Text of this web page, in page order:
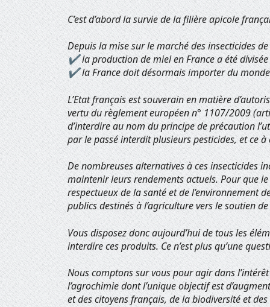
C’est d’abord la survie de la filière apicole
Depuis la mise sur le marché des insecticides
✔ la production de miel en France a été
✔ la France doit désormais importer du
L’Etat français est souverain en matière
vertu du règlement européen n° 1107/2009
d’interdire au nom du principe de précaution
par le passé interdit plusieurs pesticides, et ce
De nombreuses alternatives à ces insecticides
maintenir leurs rendements actuels. Pour que
respectueux de la santé et de l’environnement
publics destinés à l’agriculture vers le soutien
Vous disposez donc aujourd’hui de tous les
interdire ces produits. Ce n’est plus qu’une
Nous comptons sur vous pour agir dans
l’agrochimie dont l’unique objectif est
et des citoyens français, de la biodiversité et